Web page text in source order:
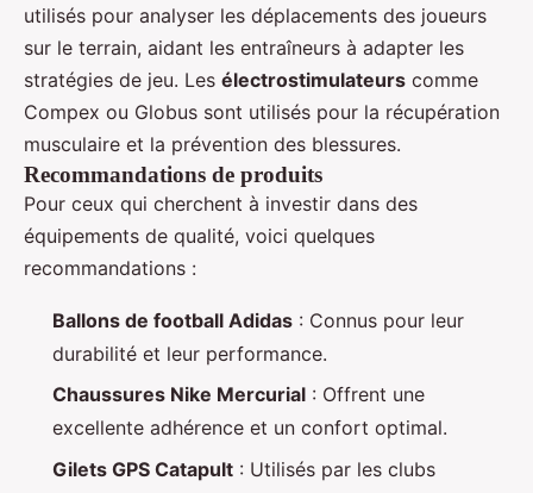
utilisés pour analyser les déplacements des joueurs
sur le terrain, aidant les entraîneurs à adapter les
stratégies de jeu. Les électrostimulateurs comme
Compex ou Globus sont utilisés pour la récupération
musculaire et la prévention des blessures.
Recommandations de produits
Pour ceux qui cherchent à investir dans des
équipements de qualité, voici quelques
recommandations :
Ballons de football Adidas : Connus pour leur
durabilité et leur performance.
Chaussures Nike Mercurial : Offrent une
excellente adhérence et un confort optimal.
Gilets GPS Catapult : Utilisés par les clubs